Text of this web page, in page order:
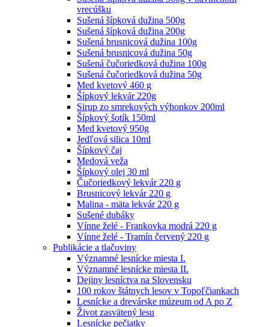
vrecúšku
Sušená šípková dužina 500g
Sušená šípková dužina 200g
Sušená brusnicová dužina 100g
Sušená brusnicová dužina 50g
Sušená čučoriedková dužina 100g
Sušená čučoriedková dužina 50g
Med kvetový 460 g
Šípkový lekvár 220g
Sirup zo smrekových výhonkov 200ml
Šípkový šotík 150ml
Med kvetový 950g
Jedľová silica 10ml
Šípkový čaj
Medová veža
Šípkový olej 30 ml
Čučoriedkový lekvár 220 g
Brusnicový lekvár 220 g
Malina - mäta lekvár 220 g
Sušené dubáky
Vínne želé - Frankovka modrá 220 g
Vínne želé - Tramín červený 220 g
Publikácie a tlačoviny
Významné lesnícke miesta I.
Významné lesnícke miesta II.
Dejiny lesníctva na Slovensku
100 rokov štátnych lesov v Topoľčiankach
Lesnícke a drevárske múzeum od A po Z
Život zasvätený lesu
Lesnícke pečiatky